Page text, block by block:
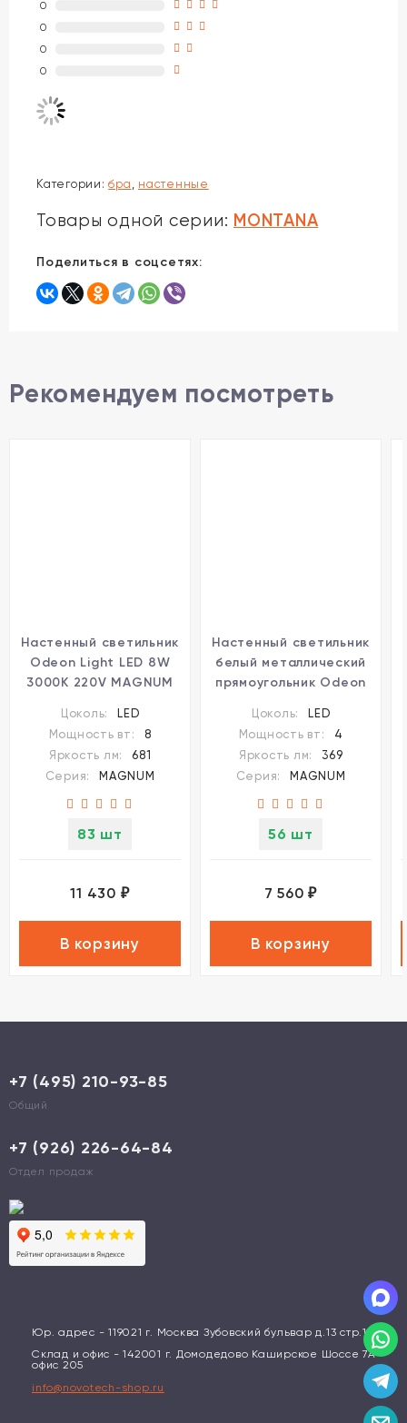
0
0
0
0
Категории:бра настенные
Товары одной серии: MONTANA
Поделиться в соцсетях:
Рекомендуем посмотреть
Настенный светильник
Odeon Light LED 8W
3000K 220V MAGNUM
Цоколь:
LED
Мощность вт:
8
Яркость лм:
681
Серия:
MAGNUM
83 шт
11 430 ₽
В корзину
Настенный светильник
белый металлический
прямоугольник Odeon
220V MAGNUM
7192/4WL
Цоколь:
LED
Мощность вт:
4
Яркость лм:
369
Серия:
MAGNUM
56 шт
7 560₽
В корзину
+7 (495) 210-93-85
Общий
+7 (926) 226-64-84
Отдел продаж
Юр. адрес - 119021 г. Москва Зубовский бульвар д.13 стр.1
Склад и офис - 142001 г. Домодедово Каширское Шоссе 7А
офис 205
info@novotech-shop.ru